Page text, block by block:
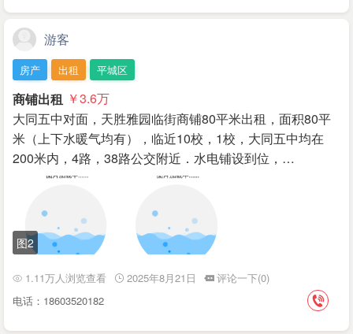
游客
房产 出租 平城区
商铺出租 ￥3.6万
大同五中对面，天胜雅园临街商铺80平米出租，面积80平
米（上下水暖气均有），临近10校，1校，大同五中均在
200米内，4路，38路公交附近．水电铺设到位，…
图2
1.11万人浏览查看 2025年8月21日
评论一下(0)
电话：18603520182